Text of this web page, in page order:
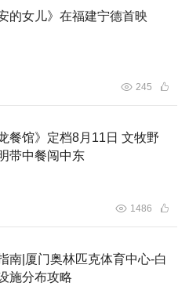
靖安县境内，以细腻镜头讲述
志故事，聚焦家庭教育与青春
性与观赏性。
的女儿》在福建宁德首映
245
餐馆》定档8月11日 文牧野
带中餐闯中东
1486
南|厦门奥林匹克体育中心-白
施分布攻略